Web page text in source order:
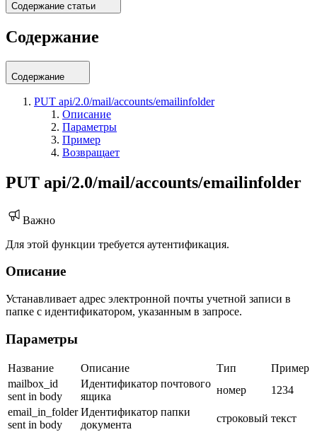
Содержание статьи
Содержание
Содержание
PUT api/2.0/mail/accounts/emailinfolder
Описание
Параметры
Пример
Возвращает
PUT api/2.0/mail/accounts/emailinfolder
Важно
Для этой функции требуется аутентификация.
Описание
Устанавливает адрес электронной почты учетной записи в
папке с идентификатором, указанным в запросе.
Параметры
Название Описание Тип
Пример
mailbox_id
sent in body
Идентификатор почтового
ящика
номер
1234
email_in_folder
sent in body
Идентификатор папки
документа
строковый текст